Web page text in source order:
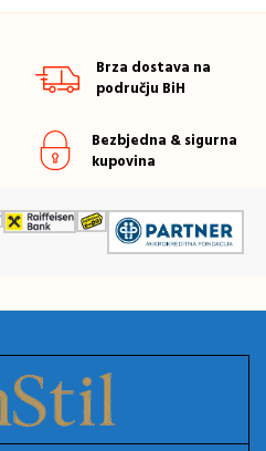
Brza dostava na
području BiH
Bezbjedna & sigurna
kupovina